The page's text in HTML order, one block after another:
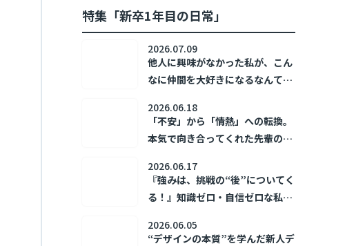
特集「新卒1年目の日常」
他人に興味がなかった私が、こん
なに仲間を大好きになるなんて！
2026.07.09
「不安」から「情熱」への転換。
本気で向き合ってくれた先輩の存
加速させた。 ～新卒1年目の日常
～
2026.06.18
『強みは、挑戦の“後”についてく
る！』知識ゼロ・自信ゼロな私の
常～
2026.06.17
“デザインの本質”を学んだ新人デ
2026.06.05